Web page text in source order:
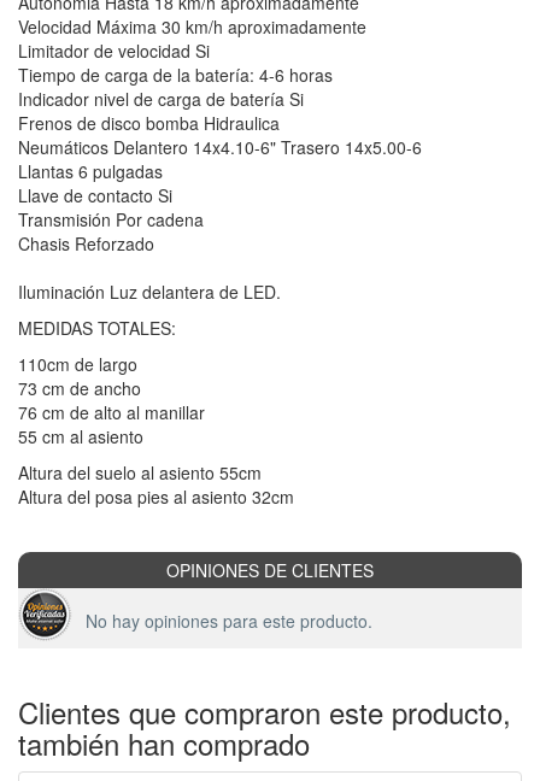
Velocidad Máxima 30 km/h aproximadamente
Limitador de velocidad Si
Tiempo de carga de la batería: 4-6 horas
Indicador nivel de carga de batería Si
Frenos de disco bomba Hidraulica
Neumáticos Delantero 14x4.10-6" Trasero 14x5.00-6
Llantas 6 pulgadas
Llave de contacto Si
Transmisión Por cadena
Chasis Reforzado
Iluminación Luz delantera de LED.
MEDIDAS TOTALES:
110cm de largo
73 cm de ancho
76 cm de alto al manillar
55 cm al asiento
Altura del suelo al asiento 55cm
Altura del posa pies al asiento 32cm
OPINIONES DE CLIENTES
No hay opiniones para este producto.
Clientes que compraron este producto,
también han comprado